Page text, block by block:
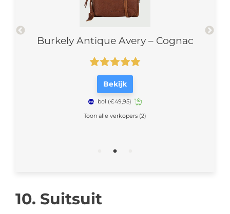
Burkely Antique Avery – Cognac
Bekijk
bol (€49,95)
Toon alle verkopers (2)
10. Suitsuit